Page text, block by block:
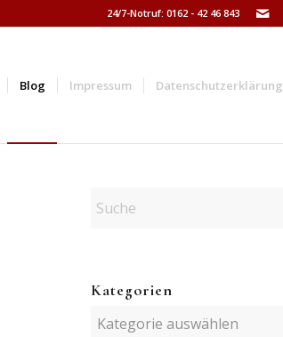
24/7-Notruf: 0162 - 42 46 843
Blog Impressum Datenschutzerklärung
Kategorien
Kategorien